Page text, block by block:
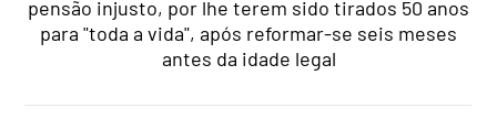
pensão injusto, por lhe terem sido tirados 50 anos
para "toda a vida", após reformar-se seis meses
antes da idade legal